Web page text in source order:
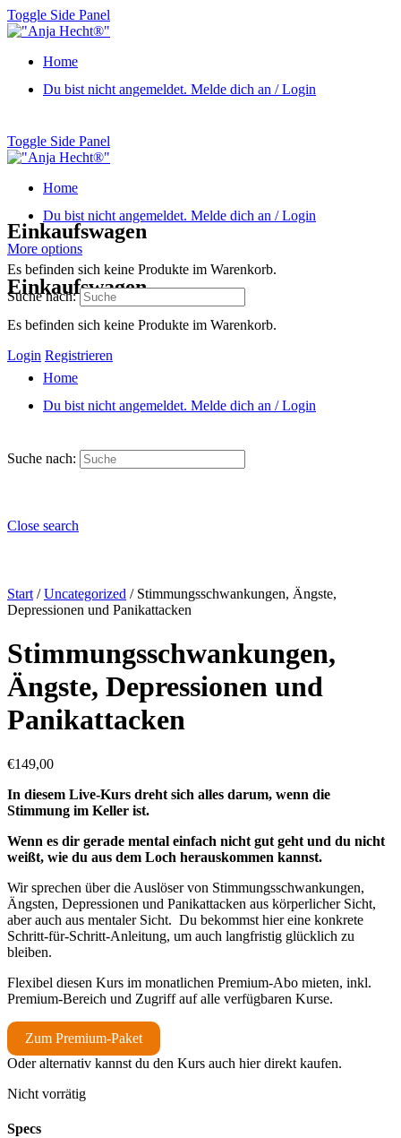
Toggle Side Panel
Home
Du bist nicht angemeldet. Melde dich an / Login
Toggle Side Panel
Home
Du bist nicht angemeldet. Melde dich an / Login
More options
Einkaufswagen
Es befinden sich keine Produkte im Warenkorb.
Login Registrieren
Einkaufswagen
Es befinden sich keine Produkte im Warenkorb.
Suche nach:
Home
Du bist nicht angemeldet. Melde dich an / Login
Suche nach:
Close search
Start /Uncategorized / Stimmungsschwankungen, Ängste,
Depressionen und Panikattacken
Stimmungsschwankungen,
Ängste, Depressionen und
Panikattacken
€149,00
In diesem Live-Kurs dreht sich alles darum, wenn die
Stimmung im Keller ist.
Wenn es dir gerade mental einfach nicht gut geht und du nicht
weißt, wie du aus dem Loch herauskommen kannst.
Wir sprechen über die Auslöser von Stimmungsschwankungen,
Ängsten, Depressionen und Panikattacken aus körperlicher Sicht,
aber auch aus mentaler Sicht. Du bekommst hier eine konkrete
Schritt-für-Schritt-Anleitung, um auch langfristig glücklich zu
bleiben.
Flexibel diesen Kurs im monatlichen Premium-Abo mieten, inkl.
Premium-Bereich und Zugriff auf alle verfügbaren Kurse.
Zum Premium-Paket
Oder alternativ kannst du den Kurs auch hier direkt kaufen.
Nicht vorrätig
Specs